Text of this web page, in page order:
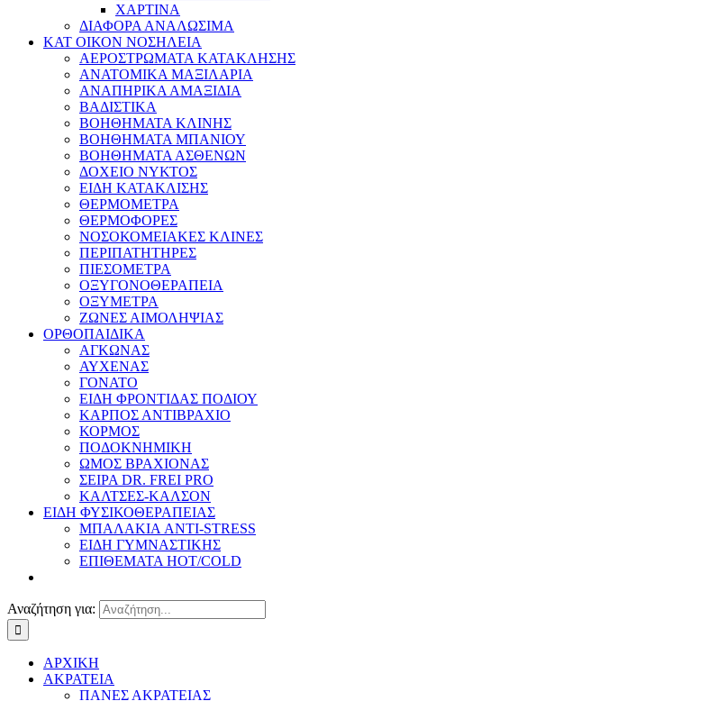
ΧΑΡΤΙΝΑ
ΔΙΑΦΟΡΑ ΑΝΑΛΩΣΙΜΑ
ΚΑΤ ΟΙΚΟΝ ΝΟΣΗΛΕΙΑ
ΑΕΡΟΣΤΡΩΜΑΤΑ ΚΑΤΑΚΛΗΣΗΣ
ΑΝΑΤΟΜΙΚΑ ΜΑΞΙΛΑΡΙΑ
ΑΝΑΠΗΡΙΚΑ ΑΜΑΞΙΔΙΑ
ΒΑΔΙΣΤΙΚΑ
ΒΟΗΘΗΜΑΤΑ ΚΛΙΝΗΣ
ΒΟΗΘΗΜΑΤΑ ΜΠΑΝΙΟΥ
ΒΟΗΘΗΜΑΤΑ ΑΣΘΕΝΩΝ
ΔΟΧΕΙΟ ΝΥΚΤΟΣ
ΕΙΔΗ ΚΑΤΑΚΛΙΣΗΣ
ΘΕΡΜΟΜΕΤΡΑ
ΘΕΡΜΟΦΟΡΕΣ
ΝΟΣΟΚΟΜΕΙΑΚΕΣ ΚΛΙΝΕΣ
ΠΕΡΙΠΑΤΗΤΗΡΕΣ
ΠΙΕΣΟΜΕΤΡΑ
ΟΞΥΓΟΝΟΘΕΡΑΠΕΙΑ
ΟΞΥΜΕΤΡΑ
ΖΩΝΕΣ ΑΙΜΟΛΗΨΙΑΣ
ΟΡΘΟΠΑΙΔΙΚΑ
ΑΓΚΩΝΑΣ
ΑΥΧΕΝΑΣ
ΓΟΝΑΤΟ
ΕΙΔΗ ΦΡΟΝΤΙΔΑΣ ΠΟΔΙΟΥ
ΚΑΡΠΟΣ ΑΝΤΙΒΡΑΧΙΟ
ΚΟΡΜΟΣ
ΠΟΔΟΚΝΗΜΙΚΗ
ΩΜΟΣ ΒΡΑΧΙΟΝΑΣ
ΣΕΙΡΑ DR. FREI PRO
ΚΑΛΤΣΕΣ-ΚΑΛΣΟΝ
ΕΙΔΗ ΦΥΣΙΚΟΘΕΡΑΠΕΙΑΣ
ΜΠΑΛΑΚΙΑ ANTI-STRESS
ΕΙΔΗ ΓΥΜΝΑΣΤΙΚΗΣ
ΕΠΙΘΕΜΑΤΑ HOT/COLD
Αναζήτηση για:
ΑΡΧΙΚΗ
ΑΚΡΑΤΕΙΑ
ΠΑΝΕΣ ΑΚΡΑΤΕΙΑΣ